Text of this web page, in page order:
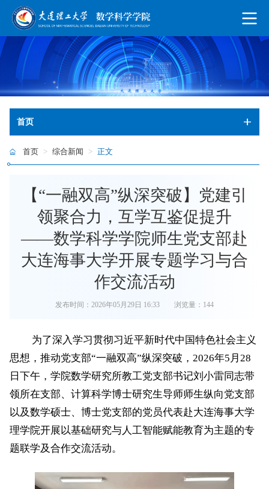
首页
首页 > 综合新闻 > 正文
【“一融双高”纵深突破】党建引
领聚合力，互学互鉴促提升
——数学科学学院师生党支部赴
大连海事大学开展专题学习与合
作交流活动
发布时间：2026年05月29日 16:33 浏览量： 144
为了深入学习贯彻习近平新时代中国特色社会主义
思想，推动党支部“一融双高”纵深突破，2026年5月28
日下午，学院数学研究所教工党支部书记刘小雷同志带
领所在支部、计算科学博士研究生导师师生纵向党支部
以及数学硕士、博士党支部的党员代表赴大连海事大学
理学院开展以基础研究与人工智能赋能教育为主题的专
题联学及合作交流活动。